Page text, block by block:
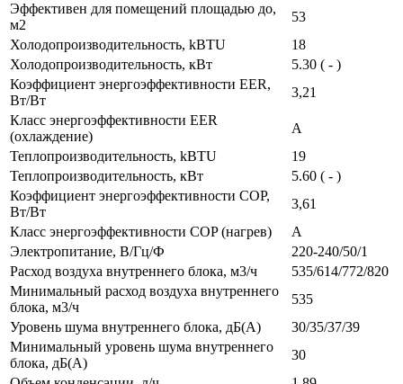
Эффективен для помещений площадью до,
м2
53
Холодопроизводительность, kBTU
18
Холодопроизводительность, кВт
5.30 ( - )
Коэффициент энергоэффективности EER,
Вт/Вт
3,21
Класс энергоэффективности EER
(охлаждение)
A
Теплопроизводительность, kBTU
19
Теплопроизводительность, кВт
5.60 ( - )
Коэффициент энергоэффективности COP,
Вт/Вт
3,61
Класс энергоэффективности COP (нагрев)
A
Электропитание, В/Гц/Ф
220-240/50/1
Расход воздуха внутреннего блока, м3/ч
535/614/772/820
Минимальный расход воздуха внутреннего
блока, м3/ч
535
Уровень шума внутреннего блока, дБ(А)
30/35/37/39
Минимальный уровень шума внутреннего
блока, дБ(А)
30